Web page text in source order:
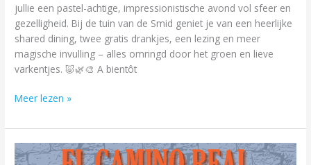
jullie een pastel-achtige, impressionistische avond vol sfeer en
gezelligheid. Bij de tuin van de Smid geniet je van een heerlijke
shared dining, twee gratis drankjes, een lezing en meer
magische invulling – alles omringd door het groen en lieve
varkentjes. 🐷🌿🎨 A bientôt
Meer lezen »
Grote